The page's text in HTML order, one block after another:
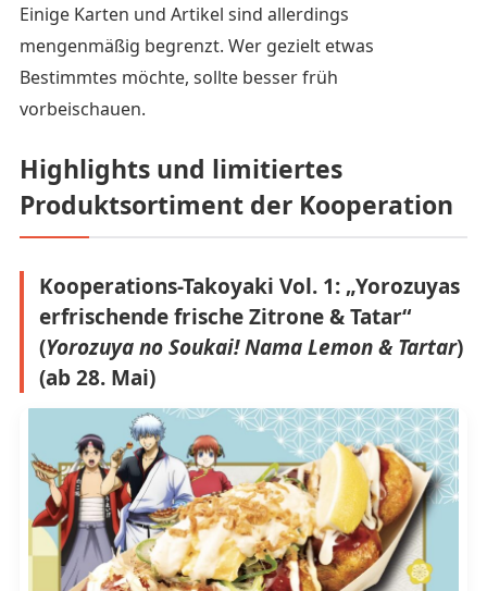
Einige Karten und Artikel sind allerdings
mengenmäßig begrenzt. Wer gezielt etwas
Bestimmtes möchte, sollte besser früh
vorbeischauen.
Highlights und limitiertes
Produktsortiment der Kooperation
Kooperations-Takoyaki Vol. 1: „Yorozuyas
erfrischende frische Zitrone & Tatar“
(Yorozuya no Soukai! Nama Lemon & Tartar)
(ab 28. Mai)